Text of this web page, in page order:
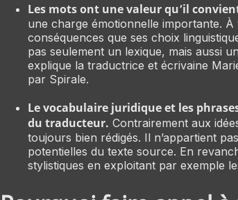
Les mots ont une valeur qu’il
une charge émotionnelle importante.
conséquences que ses choix
pas seulement un lexique, mais aussi
explique la traductrice et écrivaine
par Spirale.
Le vocabulaire juridique et les
du traducteur. Contrairement aux
toujours bien rédigés. Il n’appartient
potentielles du texte source. En
stylistiques en exploitant par exemple